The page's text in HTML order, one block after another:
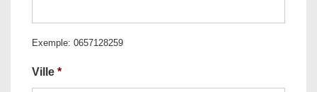
Exemple: 0657128259
Ville *